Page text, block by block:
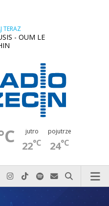
TERAZ
- OUM LE
jutro
22°C
pojutrze
24°C
po prostu do nas zadzwoń
nas na Facebook-u
Odwiedź nas na X
Odwiedź nas na Instagram-ie
Odwiedź nas na TikTok-u
Szukaj nas na Spotify
Wyślij do nas
Szukaj